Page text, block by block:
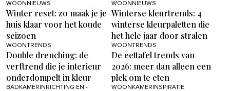
WOONNIEUWS
Winter reset: zo maak je je
huis klaar voor het koude
seizoen
WOONNIEUWS
Winterse kleurtrends: 4
winterse kleurpaletten die
het hele jaar door stralen
WOONTRENDS
Double drenching: de
verftrend die je interieur
onderdompelt in kleur
WOONTRENDS
De eettafel trends van
2026: meer dan alleen een
plek om te eten
BADKAMERINRICHTING EN -
WOONKAMERINSPIRATIE